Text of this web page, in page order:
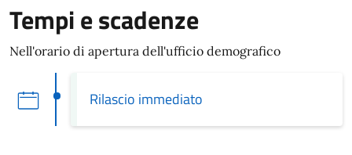
Tempi e scadenze
Nell'orario di apertura dell'ufficio demografico
Rilascio immediato